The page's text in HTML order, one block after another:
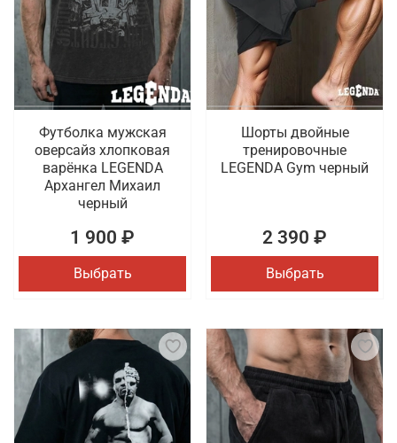
Футболка мужская
оверсайз хлопковая
варёнка LEGENDA
Архангел Михаил
черный
1 900 ₽
Выбрать
Шорты двойные
тренировочные
LEGENDA Gym черный
2 390 ₽
Выбрать